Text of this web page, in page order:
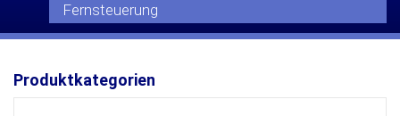
Fernsteuerung
Produktkategorien